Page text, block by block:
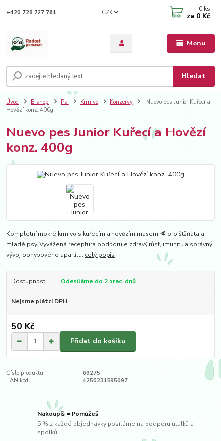
Menu
CZK
Hledat
+420 728 727 761 0 ks
za 0 Kč
Úvod E-shop Psi Krmivo Konzervy
Nuevo pes Junior Kuřecí a
Hovězí konz. 400g
Nuevo pes Junior Kuřecí a Hovězí
konz. 400g
Kompletní mokré krmivo s kuřecím a hovězím masem 🥩 pro štěňata a
mladé psy. Vyvážená receptura podporuje zdravý růst, imunitu a správný
vývoj pohybového aparátu. celý popis
Dostupnost Odesíláme do 2 prac. dnů
Nejsme plátci DPH
50 Kč
Přidat do košíku
Číslo produktu:
69275
EAN kód:
4250231595097
Nakoupíš = Pomůžeš
5 % z každé objednávky posíláme na podporu útulků a
spolků.